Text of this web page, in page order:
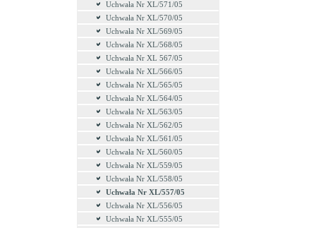
Uchwała Nr XL/571/05
Uchwała Nr XL/570/05
Uchwała Nr XL/569/05
Uchwała Nr XL/568/05
Uchwała Nr XL 567/05
Uchwała Nr XL/566/05
Uchwała Nr XL/565/05
Uchwała Nr XL/564/05
Uchwała Nr XL/563/05
Uchwała Nr XL/562/05
Uchwała Nr XL/561/05
Uchwała Nr XL/560/05
Uchwała Nr XL/559/05
Uchwała Nr XL/558/05
Uchwała Nr XL/557/05
Uchwała Nr XL/556/05
Uchwała Nr XL/555/05